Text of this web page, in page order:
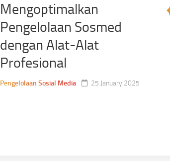
Mengoptimalkan
Pengelolaan Sosmed
dengan Alat-Alat
Profesional
Pengelolaan Sosial Media 25 January 2025